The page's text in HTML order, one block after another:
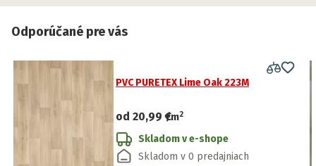
Odporúčané pre vás
PVC PURETEX Lime Oak 223M
od 20,99 €
/m2
Skladom v e-shope
Skladom v 0 predajniach